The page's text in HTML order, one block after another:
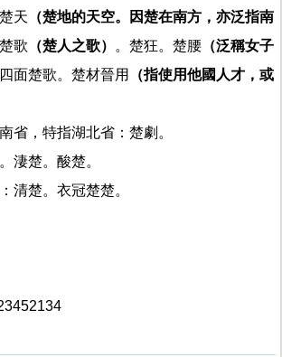
天 （楚地的天空。因楚在南方，亦泛指南
歌 （楚人之歌） 。楚狂。楚腰 （泛稱女子
面楚歌。楚材晉用
（指使用他國人才，或
省，特指湖北省：楚劇。
淒楚。酸楚。
清楚。衣冠楚楚。